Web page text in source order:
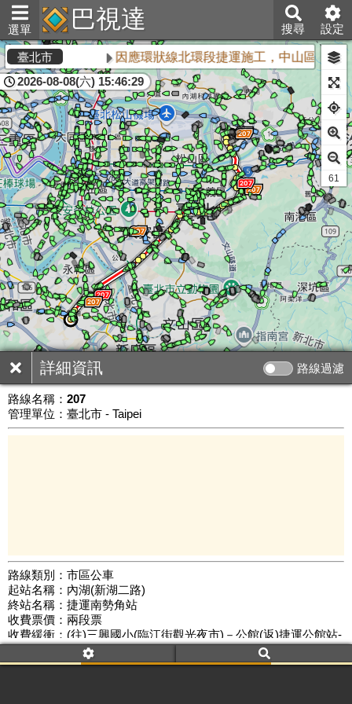
選單 巴視達 搜尋 設定
詳細資訊 路線過濾
路線名稱： 207
管理單位：臺北市 - Taipei
路線類別：市區公車
起站名稱：內湖(新湖二路)
終站名稱：捷運南勢角站
收費票價：兩段票
收費緩衝：(往)三興國小(臨江街觀光夜市)－公館(返)捷運公館站-
三興國小(臨江街觀光夜市)
路線簡圖：開新視窗瀏覽
臺北市 因應環狀線北環段捷運施工，中山區敬業三
2026-08-08(六) 15:46:29
公車數量: 累計6536、上線5568
60